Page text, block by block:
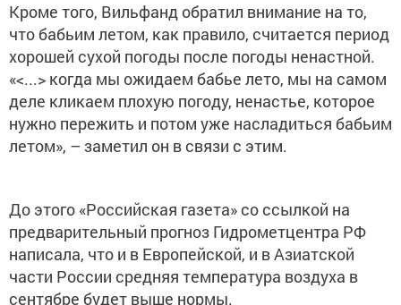
Кроме того, Вильфанд обратил внимание на то,
что бабьим летом, как правило, считается период
хорошей сухой погоды после погоды ненастной.
«<...> когда мы ожидаем бабье лето, мы на самом
деле кликаем плохую погоду, ненастье, которое
нужно пережить и потом уже насладиться бабьим
летом», – заметил он в связи с этим.
До этого «Российская газета» со ссылкой на
предварительный прогноз Гидрометцентра РФ
написала, что и в Европейской, и в Азиатской
части России средняя температура воздуха в
сентябре будет выше нормы.